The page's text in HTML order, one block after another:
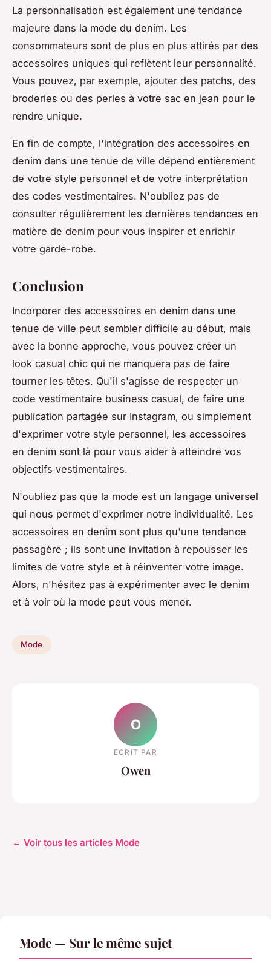
La personnalisation est également une tendance
majeure dans la mode du denim. Les
consommateurs sont de plus en plus attirés par des
accessoires uniques qui reflètent leur personnalité.
Vous pouvez, par exemple, ajouter des patchs, des
broderies ou des perles à votre sac en jean pour le
rendre unique.
En fin de compte, l'intégration des accessoires en
denim dans une tenue de ville dépend entièrement
de votre style personnel et de votre interprétation
des codes vestimentaires. N'oubliez pas de
consulter régulièrement les dernières tendances en
matière de denim pour vous inspirer et enrichir
votre garde-robe.
Conclusion
Incorporer des accessoires en denim dans une
tenue de ville peut sembler difficile au début, mais
avec la bonne approche, vous pouvez créer un
look casual chic qui ne manquera pas de faire
tourner les têtes. Qu'il s'agisse de respecter un
code vestimentaire business casual, de faire une
publication partagée sur Instagram, ou simplement
d'exprimer votre style personnel, les accessoires
en denim sont là pour vous aider à atteindre vos
objectifs vestimentaires.
N'oubliez pas que la mode est un langage universel
qui nous permet d'exprimer notre individualité. Les
accessoires en denim sont plus qu'une tendance
passagère ; ils sont une invitation à repousser les
limites de votre style et à réinventer votre image.
Alors, n'hésitez pas à expérimenter avec le denim
et à voir où la mode peut vous mener.
Mode
O
ECRIT PAR
Owen
← Voir tous les articles Mode
Mode — Sur le même sujet